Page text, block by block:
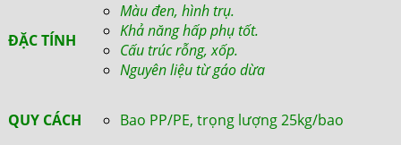
ĐẶC TÍNH
Màu đen, hình trụ.
Khả năng hấp phụ tốt.
Cấu trúc rỗng, xốp.
Nguyên liệu từ gáo dừa
QUY CÁCH Bao PP/PE, trọng lượng 25kg/bao